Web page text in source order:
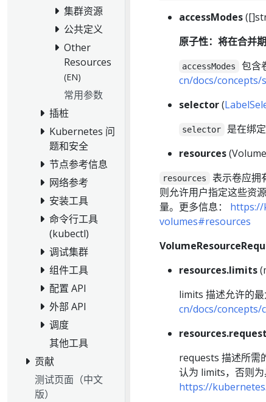
集群资源
公共定义
Other
Resources
(EN)
常用参数
插桩
Kubernetes 问
题和安全
节点参考信息
网络参考
安装工具
命令行工具
(kubectl)
调试集群
组件工具
配置 API
外部 API
调度
其他工具
贡献
测试页面（中文
版）
accessModes
原子性：将在合并
accessModes 包含
cn/docs/
selector(
selector
是在绑
resources
resources
表示卷应拥
则允许用户指定这些资
量。更多信息： https://
volumes#resources
resources.limits
limits 描述允许的最
cn/docs/
requests 描述所需
认为 limits，否则为
https://